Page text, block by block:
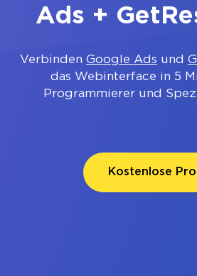
Ads +
Verbinden Google Ads und
das Webinterface in 5
Programmierer und
Kostenlose